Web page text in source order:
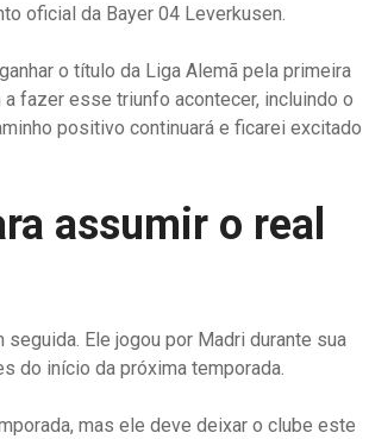
oficial da Bayer 04 Leverkusen.
o título da Liga Alemã pela primeira
fazer esse triunfo acontecer, incluindo o
positivo continuará e ficarei excitado
assumir o real
Ele jogou por Madri durante sua
do início da próxima temporada.
mas ele deve deixar o clube este